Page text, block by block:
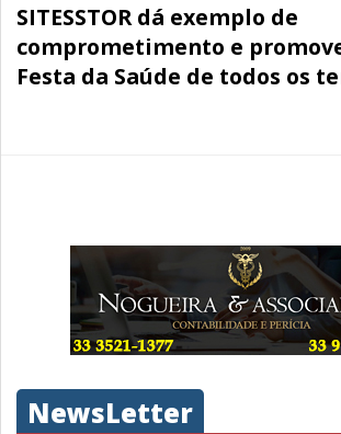
SITESSTOR dá exemplo de
comprometimento e
Festa da Saúde de todos os
NewsLetter